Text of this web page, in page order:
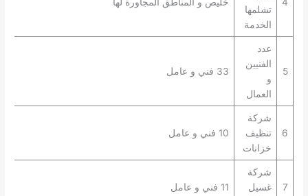
4
تشلمها
الخدمة
خليص و المناطق المجاورة لها
5
عدد
الفنيين
و
العمال
33 فني و عامل
6
شركة
تنظيف
خزانات
10 فني و عامل
7
شركة
غسيل
11 فني و عامل